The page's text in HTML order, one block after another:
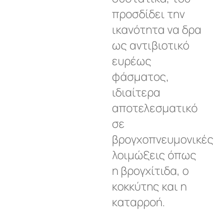
προσδίδει την
ικανότητα να δρα
ως αντιβιοτικό
ευρέως
φάσματος,
ιδιαίτερα
αποτελεσματικό
σε
βρογχοπνευμονικές
λοιμώξεις όπως
η βρογχίτιδα, ο
κοκκύτης και η
καταρροή.